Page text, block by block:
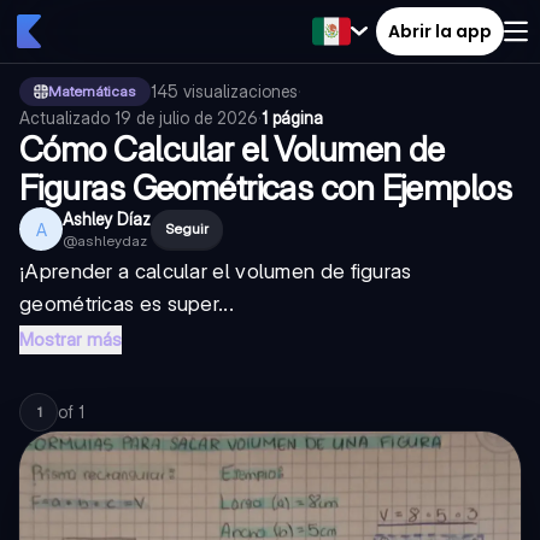
Abrir la app
Matemáticas 145 visualizaciones·
Actualizado 19 de julio de 2026·1 página
Cómo Calcular el Volumen de
Figuras Geométricas con Ejemplos
A Ashley Díaz
@ashleydaz
Seguir
¡Aprender a calcular el volumen de figuras
geométricas es super...
Mostrar más
1 of 1